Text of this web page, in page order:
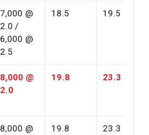
7,000 @
2.0 /
6,000 @
2.5
18.5 19.5
8,000 @
2.0
19.8 23.3
8,000 @
19.8 23.3